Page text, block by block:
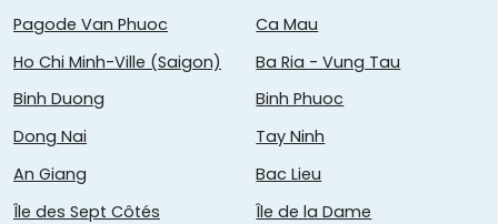
Pagode Van Phuoc
Ca Mau
Ho Chi Minh-Ville (Saigon)
Ba Ria - Vung Tau
Binh Duong
Binh Phuoc
Dong Nai
Tay Ninh
An Giang
Bac Lieu
Île des Sept Côtés
Île de la Dame